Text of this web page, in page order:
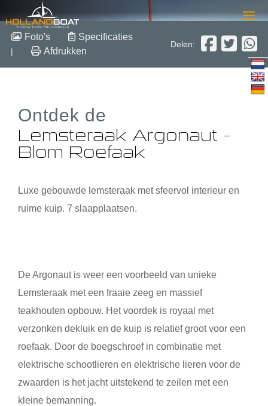
Lemsteraak Argonaut –
Blom Roefaak
Staal
€ 282.500,-
Foto's Specificaties
| Afdrukken
Delen:
Ontdek de
Lemsteraak Argonaut –
Blom Roefaak
Luxe gebouwde lemsteraak met sfeervol interieur en
ruime kuip. 7 slaapplaatsen.
De Argonaut is weer een voorbeeld van unieke
Lemsteraak met een fraaie zeeg en massief
teakhouten opbouw. Het voordek is royaal met
verzonken dekluik en de kuip is relatief groot voor een
roefaak. Door de boegschroef in combinatie met
elektrische schootlieren en elektrische lieren voor de
zwaarden is het jacht uitstekend te zeilen met een
kleine bemanning.